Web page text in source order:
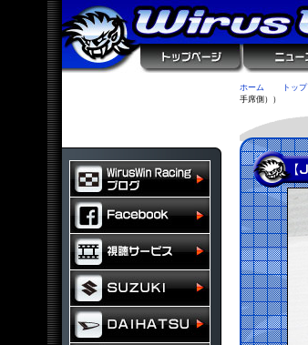
ホーム トップ
手席側））